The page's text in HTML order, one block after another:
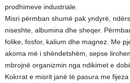
prodhimeve industriale.
Misri përmban shumë pak yndyrë,
niseshte, albumina dhe sheqer.
folike, fosfor, kalium dhe magnez. Me
akoma më i shëndetshëm, sepse
mbrojnë organizmin nga ndikimet e
Kokrrat e misrit janë të pasura me